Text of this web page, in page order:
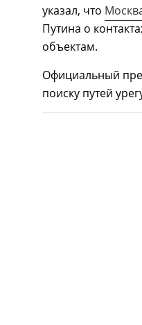
указал, что
Путина о
объектам.
Официальный
поиску путей